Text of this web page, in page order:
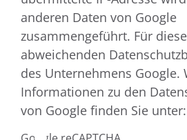
anderen Daten von Google
zusammengeführt. Für
abweichenden
des Unternehmens Google.
Informationen zu den
von Google finden Sie unter: